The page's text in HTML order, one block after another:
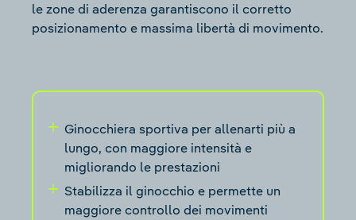
le zone di aderenza garantiscono il corretto
posizionamento e massima libertà di movimento.
Ginocchiera sportiva per allenarti più a
lungo, con maggiore intensità e
migliorando le prestazioni
Stabilizza il ginocchio e permette un
maggiore controllo dei movimenti